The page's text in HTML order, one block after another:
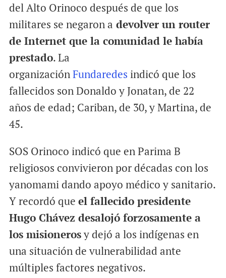
del Alto Orinoco después de que los
militares se negaron a devolver un router
de Internet que la comunidad le había
prestado. La
organizaciónFundaredes indicó que los
fallecidos son Donaldo y Jonatan, de 22
años de edad; Cariban, de 30, y Martina, de
45.
SOS Orinoco indicó que en Parima B
religiosos convivieron por décadas con los
yanomami dando apoyo médico y sanitario.
Y recordó que el fallecido presidente
Hugo Chávez desalojó forzosamente a
los misionerosy dejó a los indígenas en
una situación de vulnerabilidad ante
múltiples factores negativos.